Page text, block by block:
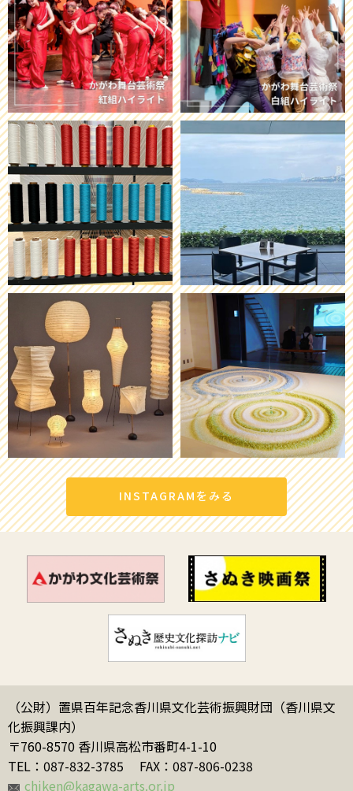
INSTAGRAMをみる
（公財）置県百年記念香川県文化芸術振興財団（香川県文
化振興課内）
〒760-8570 香川県高松市番町4-1-10
TEL：087-832-3785
FAX：087-806-0238
chiken@kagawa-arts.or.jp